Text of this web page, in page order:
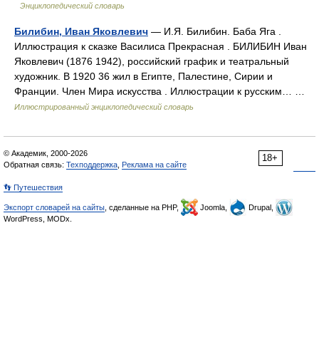
Энциклопедический словарь
Билибин, Иван Яковлевич — И.Я. Билибин. Баба Яга .
Иллюстрация к сказке Василиса Прекрасная . БИЛИБИН Иван
Яковлевич (1876 1942), российский график и театральный
художник. В 1920 36 жил в Египте, Палестине, Сирии и
Франции. Член Мира искусства . Иллюстрации к русским… …
Иллюстрированный энциклопедический словарь
18+
© Академик, 2000-2026
Обратная связь: Техподдержка Реклама на сайте
👣 Путешествия
Экспорт словарей на сайты , сделанные на PHP, Joomla,
Drupal,
WordPress, MODx.